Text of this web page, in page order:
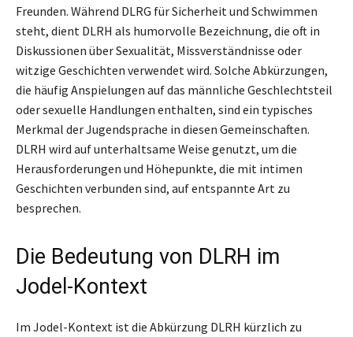
Freunden. Während DLRG für Sicherheit und Schwimmen
steht, dient DLRH als humorvolle Bezeichnung, die oft in
Diskussionen über Sexualität, Missverständnisse oder
witzige Geschichten verwendet wird. Solche Abkürzungen,
die häufig Anspielungen auf das männliche Geschlechtsteil
oder sexuelle Handlungen enthalten, sind ein typisches
Merkmal der Jugendsprache in diesen Gemeinschaften.
DLRH wird auf unterhaltsame Weise genutzt, um die
Herausforderungen und Höhepunkte, die mit intimen
Geschichten verbunden sind, auf entspannte Art zu
besprechen.
Die Bedeutung von DLRH im
Jodel-Kontext
Im Jodel-Kontext ist die Abkürzung DLRH kürzlich zu